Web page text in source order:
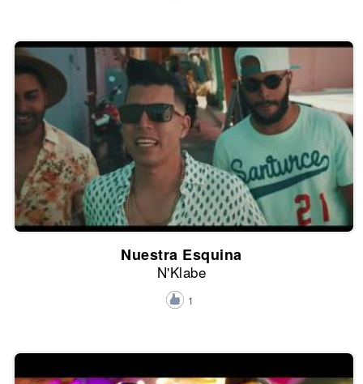
Nuestra Esquina
N'Klabe
1